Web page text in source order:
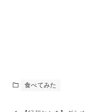
食べてみた